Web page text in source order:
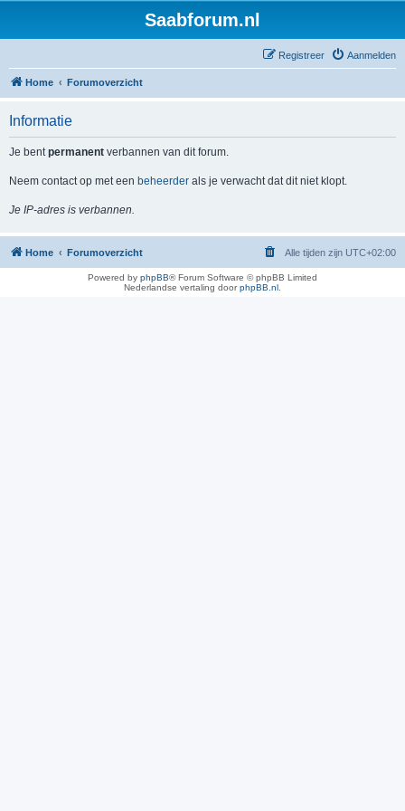
Saabforum.nl
Aanmelden
Registreer
Home Forumoverzicht
Informatie
Je bentpermanent verbannen van dit forum.
Neem contact op met een beheerder als je verwacht dat dit niet klopt.
Je IP-adres is verbannen.
Home Forumoverzicht Alle tijden zijn UTC+02:00
Powered by phpBB® Forum Software © phpBB Limited
Nederlandse vertaling doorphpBB.nl